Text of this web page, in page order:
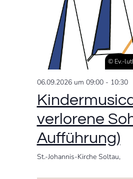
© Ev.-
06.09.2026 um 09:00- 10:30
verlorene
Aufführung)
St.-Johannis-Kirche Soltau,